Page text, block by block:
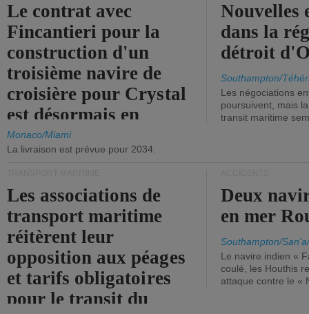
Le contrat avec
Fincantieri pour la
construction d'un
troisième navire de
croisière pour Crystal
est désormais en
vigueur.
Monaco/Miami
La livraison est prévue pour 2034.
Nouvelles
dans la
détroit
Southampton/
Les négociations
poursuivent, mais
transit maritime
Les associations de
transport maritime
réitèrent leur
opposition aux péages
et tarifs obligatoires
pour le transit du
Deux
en mer
Southampton/
Le navire indien «
coulé, les Houthis
attaque contre le «